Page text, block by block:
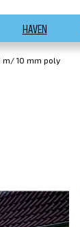
HAVEN
m/ 10 mm poly